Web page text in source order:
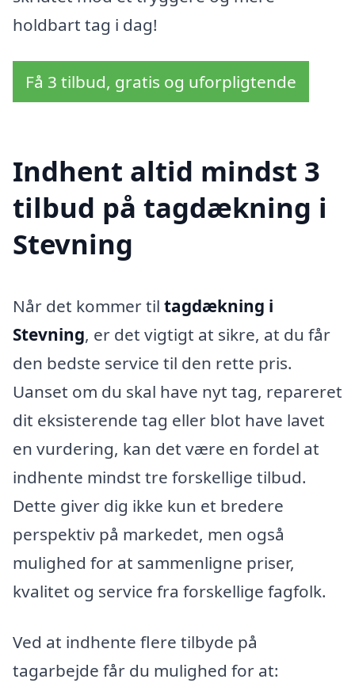
holdbart tag i dag!
Få 3 tilbud, gratis og uforpligtende
Indhent altid mindst 3
tilbud på tagdækning i
Stevning
Når det kommer til tagdækning i
Stevning, er det vigtigt at sikre, at du får
den bedste service til den rette pris.
Uanset om du skal have nyt tag, repareret
dit eksisterende tag eller blot have lavet
en vurdering, kan det være en fordel at
indhente mindst tre forskellige tilbud.
Dette giver dig ikke kun et bredere
perspektiv på markedet, men også
mulighed for at sammenligne priser,
kvalitet og service fra forskellige fagfolk.
Ved at indhente flere tilbyde på
tagarbejde får du mulighed for at: